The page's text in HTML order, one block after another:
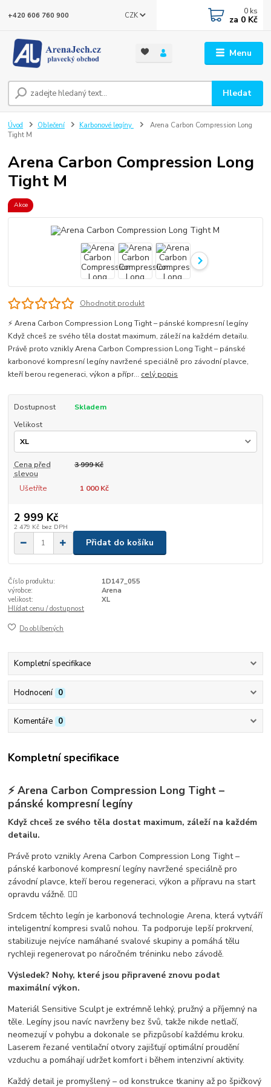
Menu
CZK
Hledat
+420 606 760 900 0 ks
za 0 Kč
Úvod Oblečení Karbonové legíny
Arena Carbon Compression Long
Tight M
Arena Carbon Compression Long
Tight M
Akce
Ohodnotit produkt
⚡ Arena Carbon Compression Long Tight – pánské kompresní legíny
Když chceš ze svého těla dostat maximum, záleží na každém detailu.
Právě proto vznikly Arena Carbon Compression Long Tight – pánské
karbonové kompresní legíny navržené speciálně pro závodní plavce,
kteří berou regeneraci, výkon a přípr... celý popis
Dostupnost
Skladem
Velikost
Cena před
slevou
3 999 Kč
Ušetříte 1 000 Kč
2 999 Kč
2 479 Kč bez DPH
Přidat do košíku
Číslo produktu:
1D147_055
výrobce:
Arena
velikost:
XL
Hlídat cenu / dostupnost
Do oblíbených
Kompletní specifikace
Hodnocení 0
Komentáře 0
Kompletní specifikace
⚡ Arena Carbon Compression Long Tight –
pánské kompresní legíny
Když chceš ze svého těla dostat maximum, záleží na každém
detailu.
Právě proto vzniklyArena Carbon Compression Long Tight–
pánské karbonové kompresní legíny navržené speciálně pro
závodní plavce, kteří berou regeneraci, výkon a přípravu na start
opravdu vážně. 🏊‍♂️
Srdcem těchto legín jekarbonová technologie Arena, která vytváří
inteligentní kompresi svalů nohou. Ta podporuje lepší prokrvení,
stabilizuje nejvíce namáhané svalové skupiny a pomáhá tělu
rychleji regenerovat po náročném tréninku nebo závodě.
Výsledek? Nohy, které jsou připravené znovu podat
maximální výkon.
MateriálSensitive Sculptje extrémně lehký, pružný a příjemný na
těle. Legíny jsou navíc navrženybez švů, takže nikde netlačí,
neomezují v pohybu a dokonale se přizpůsobí každému kroku.
Laserem řezané ventilační otvory zajišťují optimální proudění
vzduchu a pomáhají udržet komfort i během intenzivní aktivity.
Každý detail je promyšlený – od konstrukce tkaniny až po špičkový